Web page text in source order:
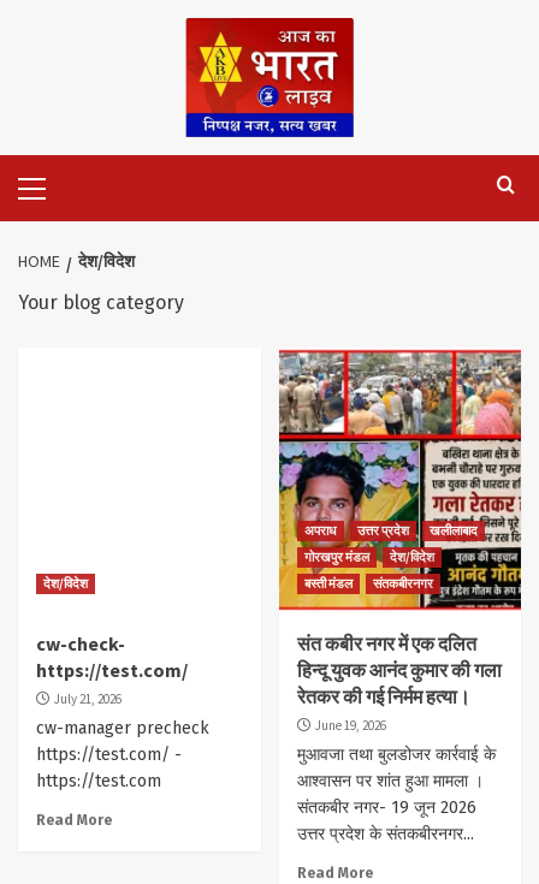
Menu
HOME देश/विदेश
Your blog category
देश/विदेश
cw-check-
https://test.com/
July 21, 2026
cw-manager precheck
https://test.com/ -
https://test.com
Read More
अपराध उत्तर प्रदेश
खलीलाबाद
गोरखपुर मंडल
देश/विदेश
बस्ती मंडल
संतकबीरनगर
संत कबीर नगर में एक दलित
हिन्दू युवक आनंद कुमार की गला
रेतकर की गई निर्मम हत्या।
June 19, 2026
मुआवजा तथा बुलडोजर कार्रवाई के
आश्वासन पर शांत हुआ मामला ।
संतकबीर नगर- 19 जून 2026
उत्तर प्रदेश के संतकबीरनगर...
Read More